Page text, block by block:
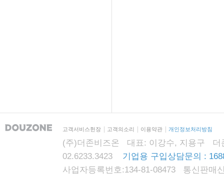
고객서비스헌장 고객의소리 이용약관 개인정보처리방침
(주)더존비즈온 대표: 이강수, 지용구 더
02.6233.3423 기업용 구입상담문의 :
사업자등록번호:134-81-08473 통신판매